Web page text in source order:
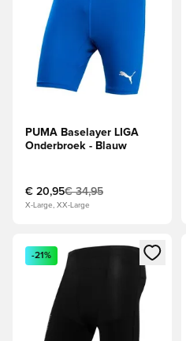
PUMA Baselayer LIGA
Onderbroek - Blauw
€ 20,95€ 34,95
X-Large, XX-Large
Opent een venster om in te
-21%